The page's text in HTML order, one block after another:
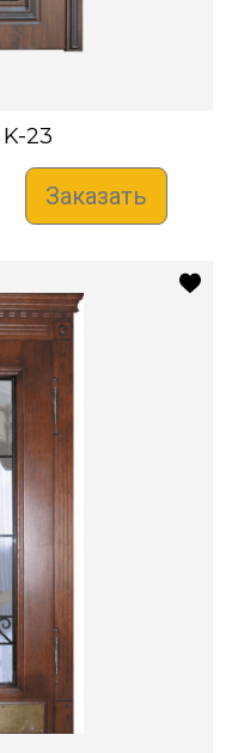
K-23
Заказать